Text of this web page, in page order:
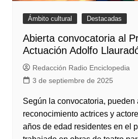
Ámbito cultural Destacadas
Abierta convocatoria al
Actuación Adolfo
Redacción Radio Enciclopedia
3 de septiembre de 2025
Según la convocatoria, pueden
reconocimiento actrices y
años de edad residentes en el